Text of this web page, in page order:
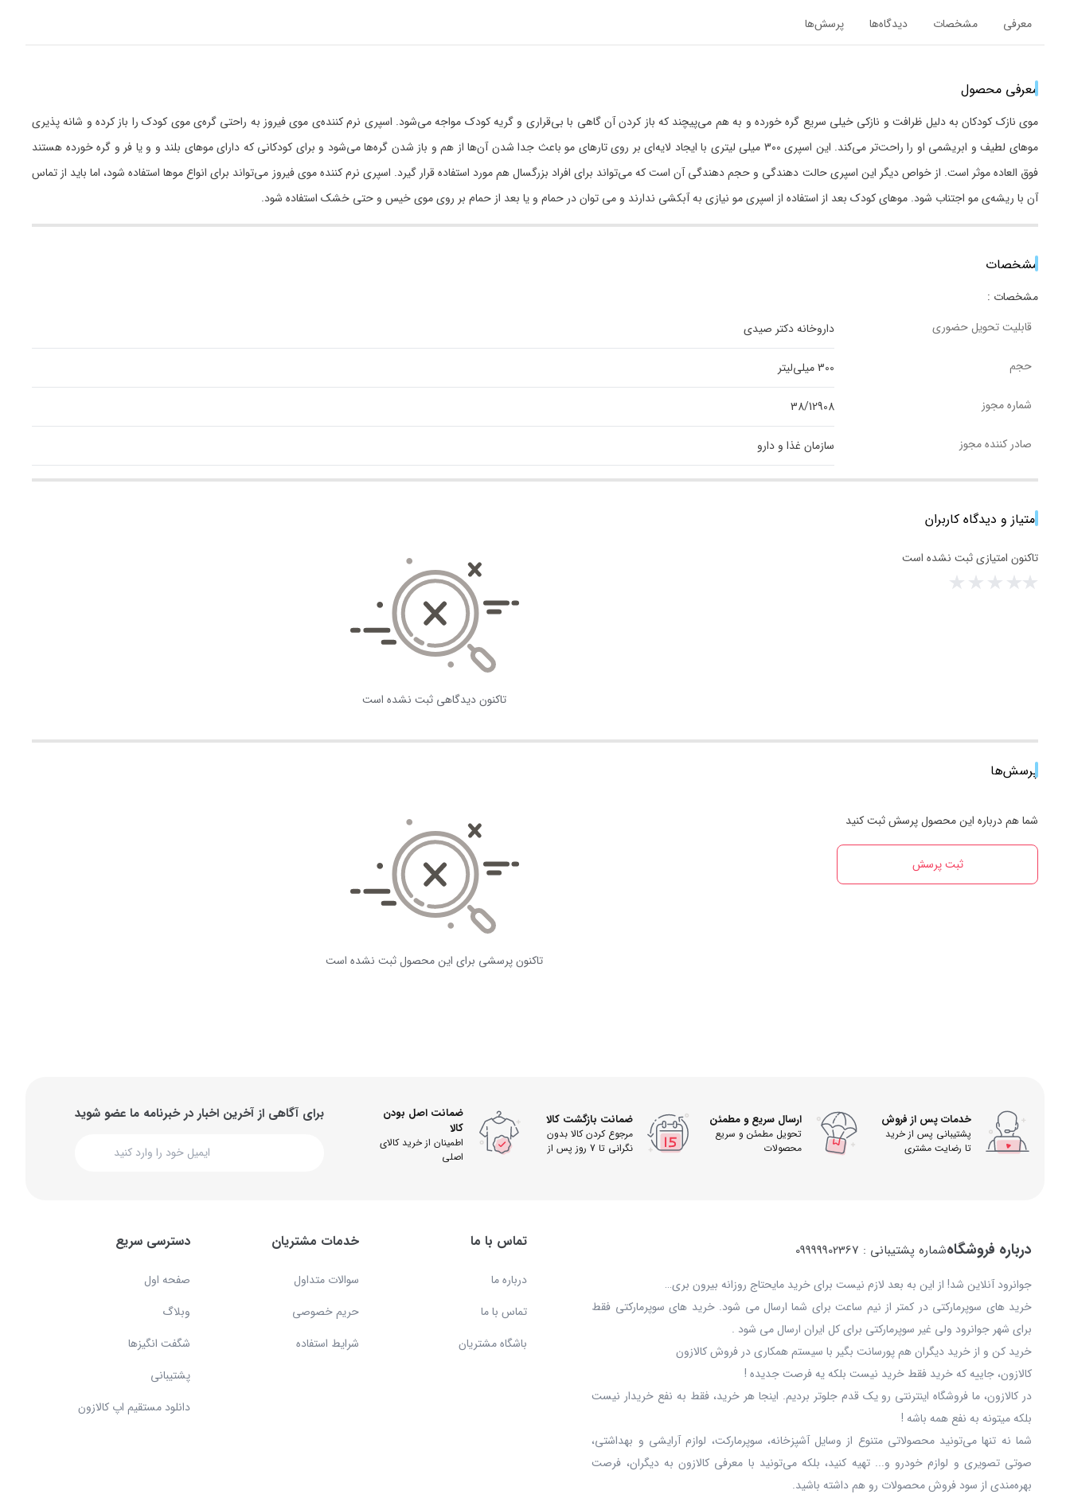
معرفی مشخصات دیدگاه‌ها پرسش‌ها
معرفی محصول
موی نازک کودکان به دلیل ظرافت و نازکی خیلی سریع گره خورده و به هم می‌پیچند که باز کردن آن گاهی با بی‌قراری و گریه کودک مواجه می‌شود. اسپری نرم کننده‌ی موی فیروز به راحتی گره‌ی موی کودک را باز کرده و شانه پذیری
مو‌های لطیف و ابریشمی او را راحت‌تر می‌کند. این اسپری 300 میلی لیتری با ایجاد لایه‌ای بر روی تارهای مو باعث جدا شدن آن‌ها از هم و باز شدن گره‌ها می‌شود و برای کودکانی که دارای موهای بلند و و یا فر و گره خورده هستند
فوق العاده موثر است. از خواص دیگر این اسپری حالت دهندگی و حجم دهندگی آن است که می‌تواند برای افراد بزرگسال هم مورد استفاده قرار گیرد. اسپری نرم کننده موی فیروز می‌تواند برای انواع موها استفاده شود، اما باید از تماس
آن با ریشه‌ی مو اجتناب شود. موهای کودک بعد از استفاده از اسپری مو نیازی به آبکشی ندارند و می توان در حمام و یا بعد از حمام بر روی موی خیس و حتی خشک استفاده شود.
مشخصات
مشخصات :
قابلیت تحویل حضوری
داروخانه دکتر صیدی
حجم 300 میلی‌لیتر
شماره مجوز 38/12908
صادر کننده مجوز سازمان غذا و دارو
امتیاز و دیدگاه کاربران
تاکنون امتیازی ثبت نشده است
تاکنون دیدگاهی ثبت نشده است
پرسش‌ها
شما هم درباره این محصول پرسش ثبت کنید
ثبت پرسش
تاکنون پرسشی برای این محصول ثبت نشده است
خدمات پس از فروش
پشتیبانی پس از خرید
تا رضایت مشتری
ارسال سریع و مطمئن
تحویل مطمئن و سریع
محصولات
ضمانت بازگشت کالا
مرجوع کردن کالا بدون
نگرانی تا 7 روز پس از
ضمانت اصل بودن
کالا
اطمینان از خرید کالای
اصلی
برای آگاهی از آخرین اخبار در خبرنامه ما عضو شوید
درباره فروشگاهشماره پشتیبانی : 09999902367
جوانرود آنلاین شد! از این به بعد لازم نیست برای خرید مایحتاج روزانه بیرون بری…
خرید های سوپرمارکتی در کمتر از نیم ساعت برای شما ارسال می شود. خرید های سوپرمارکتی فقط
برای شهر جوانرود ولی غیر سوپرمارکتی برای کل ایران ارسال می شود .
خرید کن و از خرید دیگران هم پورسانت بگیر با سیستم همکاری در فروش کالازون
کالازون، جاییه که خرید فقط خرید نیست بلکه یه فرصت جدیده !
در کالازون، ما فروشگاه اینترنتی رو یک قدم جلوتر بردیم. اینجا هر خرید، فقط به نفع خریدار نیست
بلکه میتونه به نفع همه باشه !
شما نه‌ تنها می‌تونید محصولاتی متنوع از وسایل آشپزخانه، سوپرمارکت، لوازم آرایشی و بهداشتی،
صوتی تصویری و لوازم خودرو و... تهیه کنید، بلکه می‌تونید با معرفی کالازون به دیگران، فرصت
بهره‌مندی از سود فروش محصولات رو هم داشته باشید.
تماس با ما
درباره ما
تماس با ما
باشگاه مشتریان
خدمات مشتریان
سوالات متداول
حریم خصوصی
شرایط استفاده
دسترسی سریع
صفحه اول
وبلاگ
شگفت انگیزها
پشتیبانی
دانلود مستقیم اپ کالازون